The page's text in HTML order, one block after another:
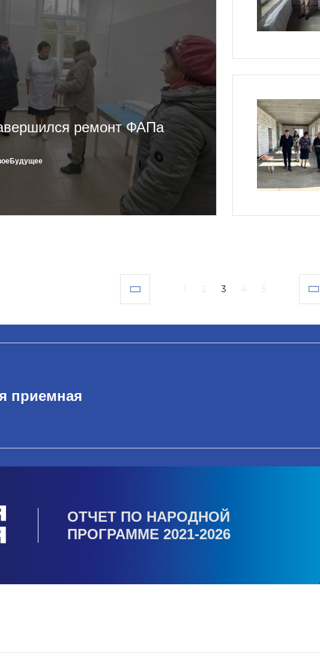
ремонт ФАПа
1 2 3 4 5
приемная
ОТЧЕТ ПО НАРОДНОЙ
ПРОГРАММЕ 2021-2026